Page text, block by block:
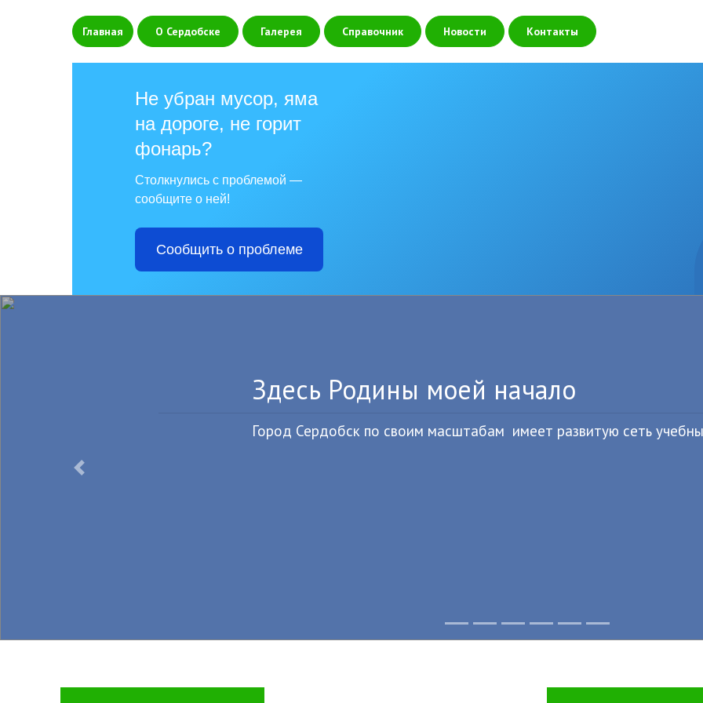
Главная О Сердобске Галерея Справочник Новости
Контакты
Не убран мусор, яма
на дороге, не горит
фонарь?
Столкнулись с проблемой —
сообщите о ней!
Сообщить о проблеме
Для тебя
Из года в год крепнет
Назад